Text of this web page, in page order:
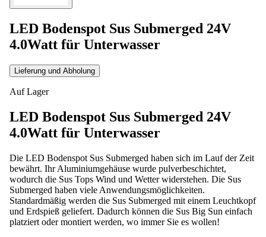
LED Bodenspot Sus Submerged 24V
4.0Watt für Unterwasser
Lieferung und Abholung
Auf Lager
LED Bodenspot Sus Submerged 24V
4.0Watt für Unterwasser
Die LED Bodenspot Sus Submerged haben sich im Lauf der Zeit
bewährt. Ihr Aluminiumgehäuse wurde pulverbeschichtet,
wodurch die Sus Tops Wind und Wetter widerstehen. Die Sus
Submerged haben viele Anwendungsmöglichkeiten.
Standardmäßig werden die Sus Submerged mit einem Leuchtkopf
und Erdspieß geliefert. Dadurch können die Sus Big Sun einfach
platziert oder montiert werden, wo immer Sie es wollen!